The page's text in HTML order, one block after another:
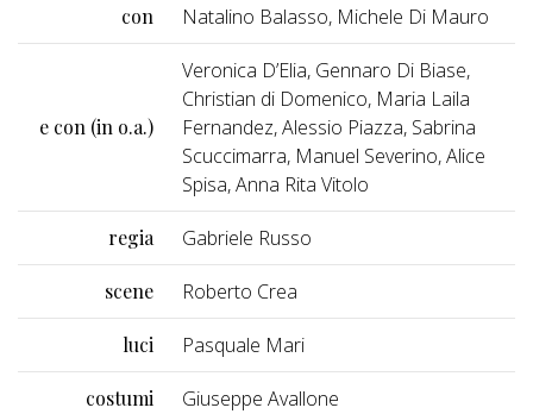
con Natalino Balasso, Michele Di Mauro
e con (in o.a.)
Veronica D’Elia, Gennaro Di Biase,
Christian di Domenico, Maria Laila
Fernandez, Alessio Piazza, Sabrina
Scuccimarra, Manuel Severino, Alice
Spisa, Anna Rita Vitolo
regia Gabriele Russo
scene Roberto Crea
luci Pasquale Mari
costumi Giuseppe Avallone